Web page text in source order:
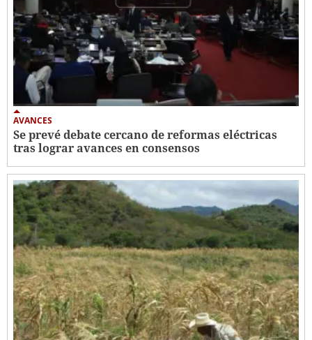
AVANCES
Se prevé debate cercano de reformas eléctricas
tras lograr avances en consensos